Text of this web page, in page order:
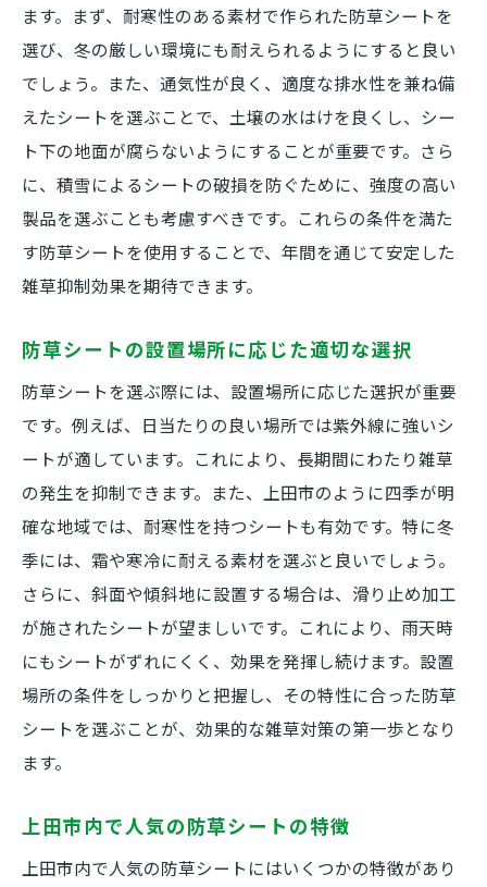
な選び方
実際の施工事例に見る防草シートの効果
上田市の庭に最適な防草シート選びのポイ
ント
施工例から見る防草シートの耐久性
防草シート設置の成功事例と失敗事例
防草シート施工後のメンテナンス方法
るコツ
防草シートの設置前に確認するべき点
長く使うための防草シートの手入れ方法
防草シートと他の雑草対策法の併用
天候が防草シートに与える影響
防草シートの効果を最大化するための設置
方法
トラブルを避ける防草シート選びのコツ
庭の美観を守るために防草シートを活用しよう
防草シートで庭の手入れを簡単に
デザイン性を考慮した防草シートの選び方
上田市の庭にぴったりな防草シートの選択
肢
ます。まず、耐寒性のある素材で作られた防草シートを
選び、冬の厳しい環境にも耐えられるようにすると良い
でしょう。また、通気性が良く、適度な排水性を兼ね備
えたシートを選ぶことで、土壌の水はけを良くし、シー
ト下の地面が腐らないようにすることが重要です。さら
に、積雪によるシートの破損を防ぐために、強度の高い
製品を選ぶことも考慮すべきです。これらの条件を満た
す防草シートを使用することで、年間を通じて安定した
雑草抑制効果を期待できます。
防草シートの設置場所に応じた適切な選択
防草シートを選ぶ際には、設置場所に応じた選択が重要
です。例えば、日当たりの良い場所では紫外線に強いシ
ートが適しています。これにより、長期間にわたり雑草
の発生を抑制できます。また、上田市のように四季が明
確な地域では、耐寒性を持つシートも有効です。特に冬
季には、霜や寒冷に耐える素材を選ぶと良いでしょう。
さらに、斜面や傾斜地に設置する場合は、滑り止め加工
が施されたシートが望ましいです。これにより、雨天時
にもシートがずれにくく、効果を発揮し続けます。設置
場所の条件をしっかりと把握し、その特性に合った防草
シートを選ぶことが、効果的な雑草対策の第一歩となり
ます。
上田市内で人気の防草シートの特徴
上田市内で人気の防草シートにはいくつかの特徴があり